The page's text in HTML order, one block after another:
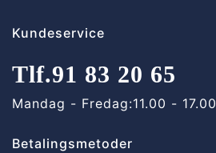
Kundeservice
Tlf.91 83 20 65
Mandag - Fredag:11.00 - 17.00
Betalingsmetoder